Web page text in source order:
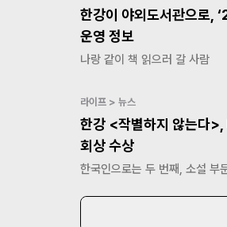
한강이 야외도서관으로,
운영 정보
나랑 같이 책 읽으러 갈 사람
라이프 > 뉴스
한강 <작별하지 않는다>,
회상 수상
한국인으로는 두 번째, 소설 부